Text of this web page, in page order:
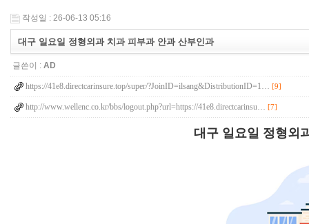
작성일 : 26-06-13 05:16
대구 일요일 정형외과 치과 피부과 안과 산부인과
글쓴이 : AD
https://41e8.directcarinsure.top/super/?JoinID=ilsang&DistributionID=1… [9]
http://www.wellenc.co.kr/bbs/logout.php?url=https://41e8.directcarinsu… [7]
대구 일요일 정형외